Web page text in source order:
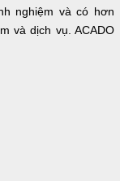
nghiệm và có hơn
và dịch vụ. ACADO